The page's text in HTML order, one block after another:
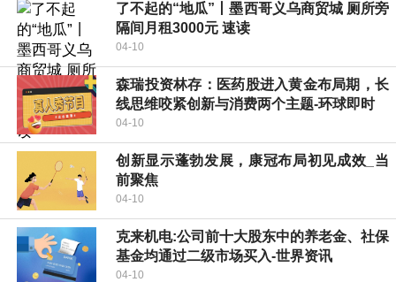
了不起的“地瓜”丨墨西哥义乌商贸城 厕所旁
隔间月租3000元 速读
04-10
森瑞投资林存：医药股进入黄金布局期，长
线思维咬紧创新与消费两个主题-环球即时
04-10
创新显示蓬勃发展，康冠布局初见成效_当
前聚焦
04-10
克来机电:公司前十大股东中的养老金、社保
基金均通过二级市场买入-世界资讯
04-10